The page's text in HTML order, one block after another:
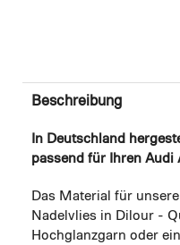
Beschreibung
In Deutschland
passend für Ihren
Das Material für
Nadelvlies in Dilour -
Hochglanzgarn oder